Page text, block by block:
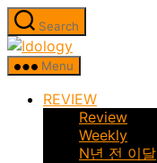
Skip
to
the
content
Search
Idology
Menu
REVIEW
Review
Weekly
N년 전 이달